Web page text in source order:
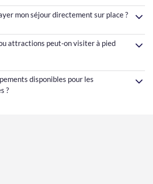
mon séjour directement sur place ?
attractions peut-on visiter à pied
disponibles pour les
?